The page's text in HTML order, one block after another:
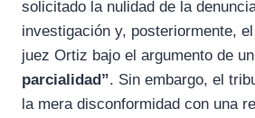
solicitado la nulidad de la
investigación y, posteriormente,
juez Ortiz bajo el argumento de un
parcialidad”. Sin embargo, el
la mera disconformidad con una